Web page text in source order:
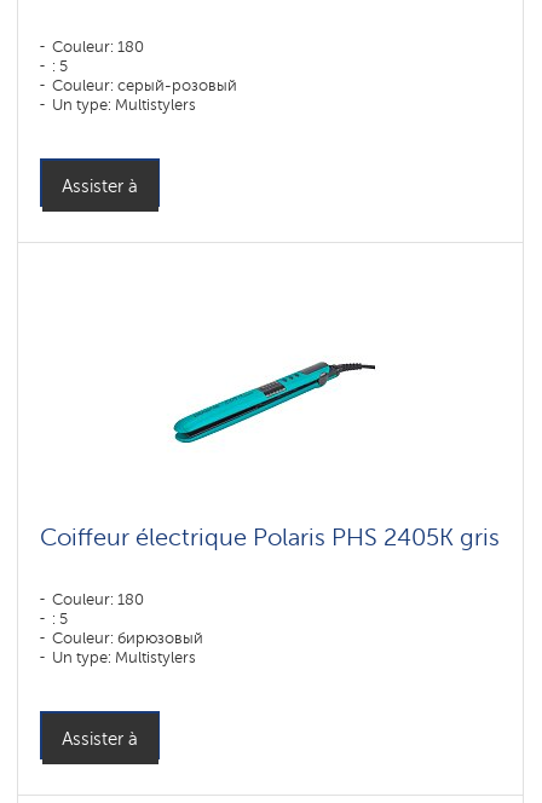
Couleur: 180
: 5
Couleur: серый-розовый
Un type: Multistylers
Assister à
Coiffeur électrique Polaris PHS 2405K gris
Couleur: 180
: 5
Couleur: бирюзовый
Un type: Multistylers
Assister à